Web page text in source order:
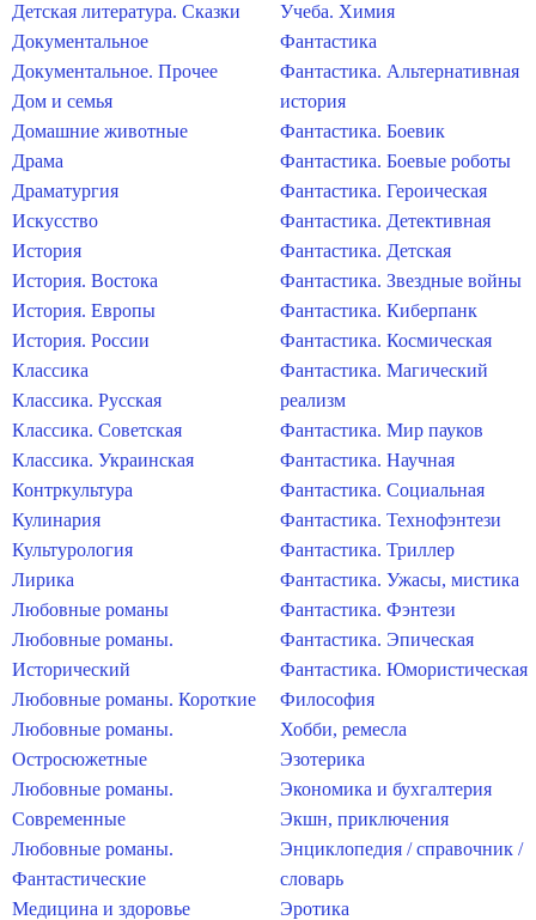
Детская литература. Сказки
Документальное
Документальное. Прочее
Дом и семья
Домашние животные
Драма
Драматургия
Искусство
История
История. Востока
История. Европы
История. России
Классика
Классика. Русская
Классика. Советская
Классика. Украинская
Контркультура
Кулинария
Культурология
Лирика
Любовные романы
Любовные романы.
Исторический
Любовные романы. Короткие
Любовные романы.
Остросюжетные
Любовные романы.
Современные
Любовные романы.
Фантастические
Медицина и здоровье
Учеба. Химия
Фантастика
Фантастика. Альтернативная
история
Фантастика. Боевик
Фантастика. Боевые роботы
Фантастика. Героическая
Фантастика. Детективная
Фантастика. Детская
Фантастика. Звездные войны
Фантастика. Киберпанк
Фантастика. Космическая
Фантастика. Магический
реализм
Фантастика. Мир пауков
Фантастика. Научная
Фантастика. Социальная
Фантастика. Технофэнтези
Фантастика. Триллер
Фантастика. Ужасы, мистика
Фантастика. Фэнтези
Фантастика. Эпическая
Фантастика. Юмористическая
Философия
Хобби, ремесла
Эзотерика
Экономика и бухгалтерия
Экшн, приключения
Энциклопедия / справочник /
словарь
Эротика